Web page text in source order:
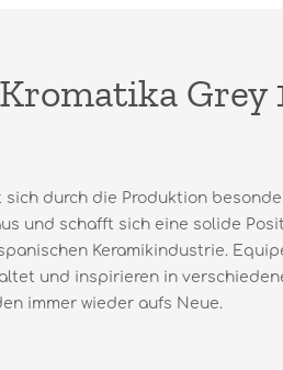
Grey
sich durch die Produktion
und schafft sich eine solide
Keramikindustrie.
und inspirieren in
immer wieder aufs Neue.